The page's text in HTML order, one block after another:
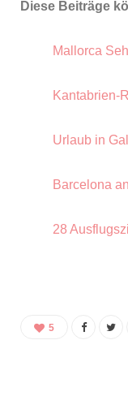
Diese Beiträge
Mallorca
Kantabrien-
Urlaub in
Barcelona
28
5